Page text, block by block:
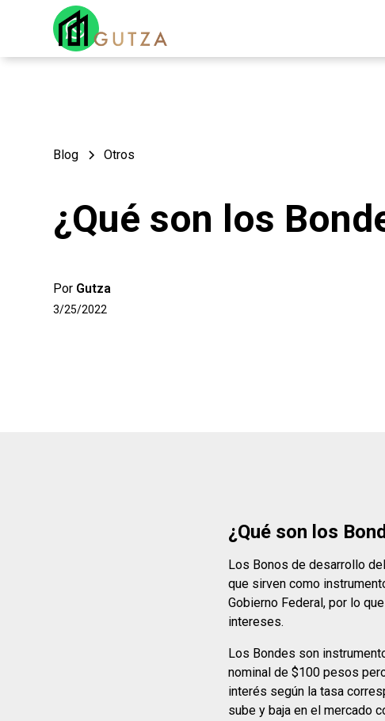
Blog Otros
¿Qué son los
Por Gutza
3/25/2022
¿Qué son los
Los Bonos de desarrollo
que sirven como
Gobierno Federal, por lo
intereses.
Los Bondes son
nominal de $100 pesos
interés según la tasa
sube y baja en el mercado